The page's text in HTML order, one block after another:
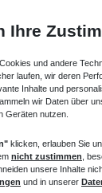
Ihre
und andere
laufen, wir deren
Inhalte und
wir Daten über
Geräten nutzen.
klicken, erlauben Sie
nicht zustimmen ,
unsere Inhalte
und in unserer